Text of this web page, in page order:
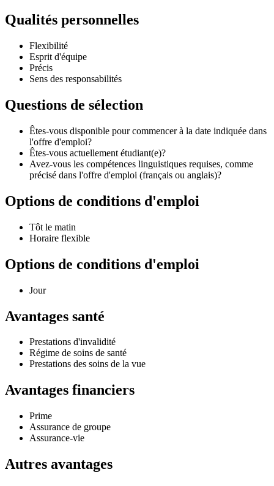
Qualités personnelles
Flexibilité
Esprit d'équipe
Précis
Sens des responsabilités
Questions de sélection
Êtes-vous disponible pour commencer à la date indiquée dans
l'offre d'emploi?
Êtes-vous actuellement étudiant(e)?
Avez-vous les compétences linguistiques requises, comme
précisé dans l'offre d'emploi (français ou anglais)?
Options de conditions d'emploi
Tôt le matin
Horaire flexible
Options de conditions d'emploi
Jour
Avantages santé
Prestations d'invalidité
Régime de soins de santé
Prestations des soins de la vue
Avantages financiers
Prime
Assurance de groupe
Assurance-vie
Autres avantages